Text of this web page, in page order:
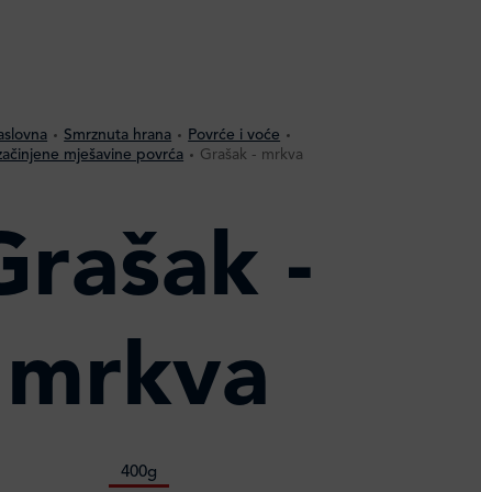
Smrznuta hrana
Povrće i voće
mješavine povrća
Grašak - mrkva
-
mrkva
400g